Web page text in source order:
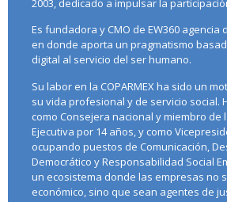
2003, dedicado a impulsar la
Es fundadora y CMO de EW360 agencia
en donde aporta un pragmatismo
digital al servicio del ser humano.
Su labor en la COPARMEX ha sido un
su vida profesional y de servicio social.
como Consejera nacional y miembro de
Ejecutiva por 14 años, y como
ocupando puestos de Comunicación,
Democrático y Responsabilidad Social
un ecosistema donde las empresas no
económico, sino que sean agentes de